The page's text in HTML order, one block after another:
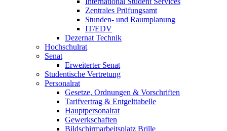
Zentrales Prüfungsamt
Stunden- und Raumplanung
IT/EDV
Dezernat Technik
Hochschulrat
Senat
Erweiterter Senat
Studentische Vertretung
Personalrat
Gesetze, Ordnungen & Vorschriften
Tarifvertrag & Entgelttabelle
Hauptpersonalrat
Gewerkschaften
Bildschirmarbeitsplatz Brille